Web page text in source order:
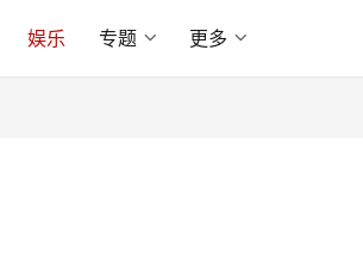
娱乐 专题 更多